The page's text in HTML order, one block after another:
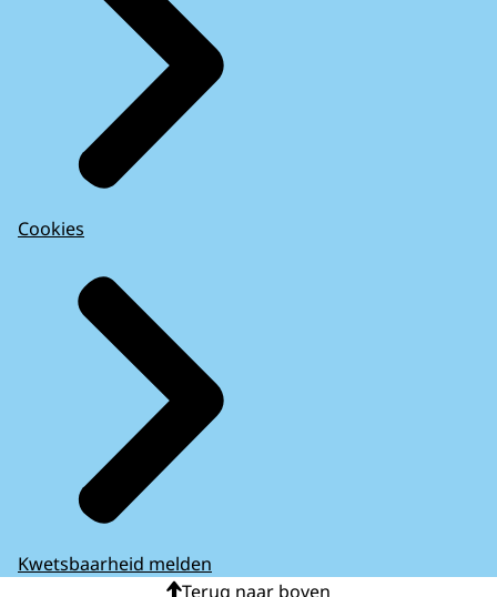
Cookies
Kwetsbaarheid melden
Terug naar boven